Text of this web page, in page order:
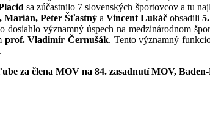
sa zúčastnilo 7 slovenských športovcov a tu
Marián, Peter Šťastný a Vincent Lukáč obsadili
dosiahlo významný úspech na medzinárodnom
prof. Vladimír Černušák. Tento významný
za člena MOV na 84. zasadnutí MOV, Baden-